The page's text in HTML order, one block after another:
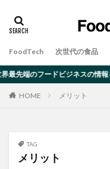
FoodTech 次世代の食品
先端のフードビジネスの情報を
HOME メリット
TAG
メリット
タグ
デメリット
ムカ
完全食
対策・原